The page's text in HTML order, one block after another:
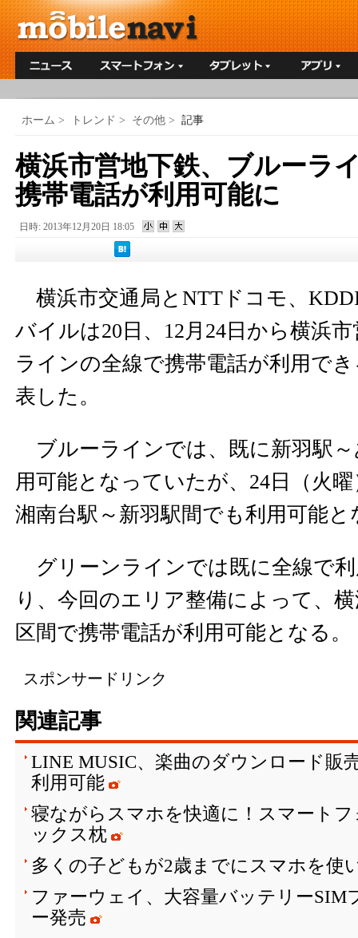
ホーム > トレンド > その他 > 記事
横浜市営地下鉄、ブルーラ
携帯電話が利用可能に
日時: 2013年12月20日 18:05
横浜市交通局とNTTドコモ、
バイルは20日、12月24日から横浜
ラインの全線で携帯電話が利用で
表した。
ブルーラインでは、既に新羽駅
用可能となっていたが、24日（火
湘南台駅～新羽駅間でも利用可能と
グリーンラインでは既に全線で
り、今回のエリア整備によって、
区間で携帯電話が利用可能となる。
スポンサードリンク
関連記事
LINE MUSIC、楽曲のダウンロード
利用可能
寝ながらスマホを快適に！スマート
ックス枕
多くの子どもが2歳までにスマホを使
ファーウェイ、大容量バッテリーSIM
ー発売